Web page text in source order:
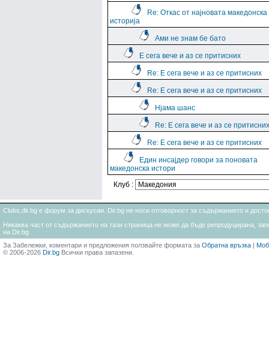
Re: Откас от најновата македонска
историја
Ами не знам бе бато
Е сега вече и аз се притисних
Re: Е сега вече и аз се притисних
Re: Е сега вече и аз се притисних
Нјама шанс
Re: Е сега вече и аз се притисних
Re: Е сега вече и аз се притисних
Един инсајдер говори за поновата
македонска истори
Клуб :
Clubs.dir.bg е форум за дискусии. Dir.bg не носи отговорност за съдържанието и
Никаква част от съдържанието на тази страница не може да бъде репродуцирана,
на Dir.bg
За Забележки, коментари и предложения ползвайте формата за Обратна връзка |
© 2006-2026 Dir.bg Всички права запазени.